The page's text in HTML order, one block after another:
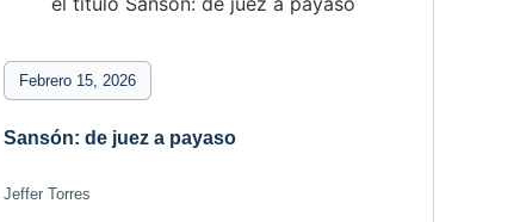
Febrero 15, 2026
Sansón: de juez a payaso
Jeffer Torres